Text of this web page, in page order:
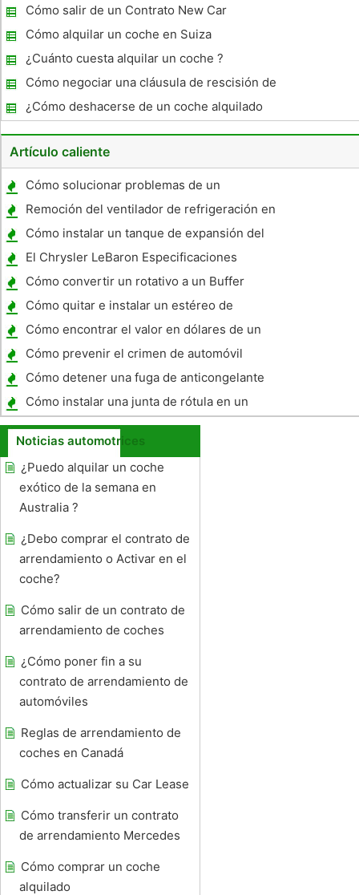
Cómo salir de un Contrato New Car
Cómo alquilar un coche en Suiza
¿Cuánto cuesta alquilar un coche ?
Cómo negociar una cláusula de rescisión de
arrendamiento
¿Cómo deshacerse de un coche alquilado
Artículo caliente
Cómo solucionar problemas de un
ventilador soplador no funciona
Remoción del ventilador de refrigeración en
un Dodge Camión 2001
Cómo instalar un tanque de expansión del
refrigerante en el 2000 BMW 323i
El Chrysler LeBaron Especificaciones
Cómo convertir un rotativo a un Buffer
Orbital
Cómo quitar e instalar un estéreo de
automóvil
Cómo encontrar el valor en dólares de un
Camping Remolque
Cómo prevenir el crimen de automóvil
Cómo detener una fuga de anticongelante
Cómo instalar una junta de rótula en un
Camaro 1973
Noticias automotrices
¿Puedo alquilar un coche
exótico de la semana en
Australia ?
¿Debo comprar el contrato de
arrendamiento o Activar en el
coche?
Cómo salir de un contrato de
arrendamiento de coches
¿Cómo poner fin a su
contrato de arrendamiento de
automóviles
Reglas de arrendamiento de
coches en Canadá
Cómo actualizar su Car Lease
Cómo transferir un contrato
de arrendamiento Mercedes
Cómo comprar un coche
alquilado